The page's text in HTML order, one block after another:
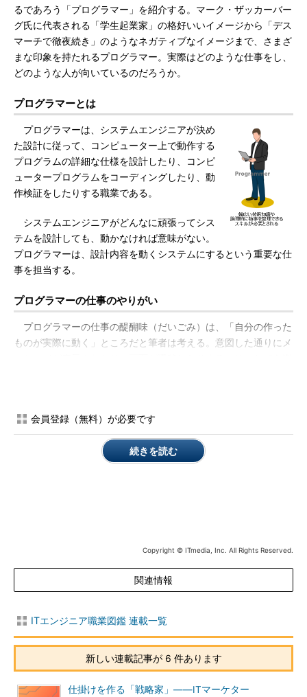
るであろう「プログラマー」を紹介する。マーク・ザッカーバー
グ氏に代表される「学生起業家」の格好いいイメージから「デス
マーチで徹夜続き」のようなネガティブなイメージまで、さまざ
まな印象を持たれるプログラマー。実際はどのような仕事をし、
どのような人が向いているのだろうか。
プログラマーとは
プログラマーは、システムエンジニアが決め
た設計に従って、コンピューター上で動作する
プログラムの詳細な仕様を設計したり、コンピ
ュータープログラムをコーディングしたり、動
作検証をしたりする職業である。
システムエンジニアがどんなに頑張ってシス
テムを設計しても、動かなければ意味がない。
プログラマーは、設計内容を動くシステムにするという重要な仕
事を担当する。
プログラマーの仕事のやりがい
プログラマーの仕事の醍醐味（だいごみ）は、「自分の作った
ものが実際に動く」ところだと筆者は考える。意図した通りにメ
をカスタマイズして自分なりの道具をそろえたりする楽しみもあ
る。
一方で、修正作業（デバッグ）で悶々（もんもん）とした日々
後、他のエンジニアによってメンテナンスされていくことが多
い。従って、プログラムの仕様をしっかりとドキュメント化し、
誰が読んでも理解できるような、分かりやすいソースコードを書
と「分かりやすい文章を書ける力」が求められる。また、当然な
「開発言語、プログラミングのデザインパターン、開発環
「Oracle」などのデータベース）やフレームワーク（例えば
会員登録（無料）が必要です
続きを読む
Copyright © ITmedia, Inc. All Rights Reserved.
関連情報
ITエンジニア職業図鑑 連載一覧
新しい連載記事が 6 件あります
仕掛けを作る「戦略家」――ITマーケター